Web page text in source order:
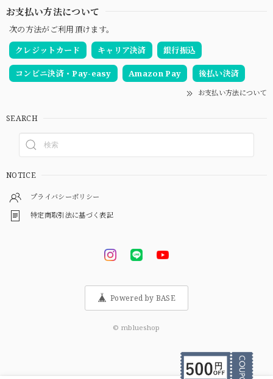
お支払い方法について
次の方法がご利用頂けます。
クレジットカード
キャリア決済 銀行振込
コンビニ決済・Pay-easy Amazon Pay 後払い決済
お支払い方法について
SEARCH
NOTICE
プライバシーポリシー
特定商取引法に基づく表記
Powered by BASE
© mblueshop